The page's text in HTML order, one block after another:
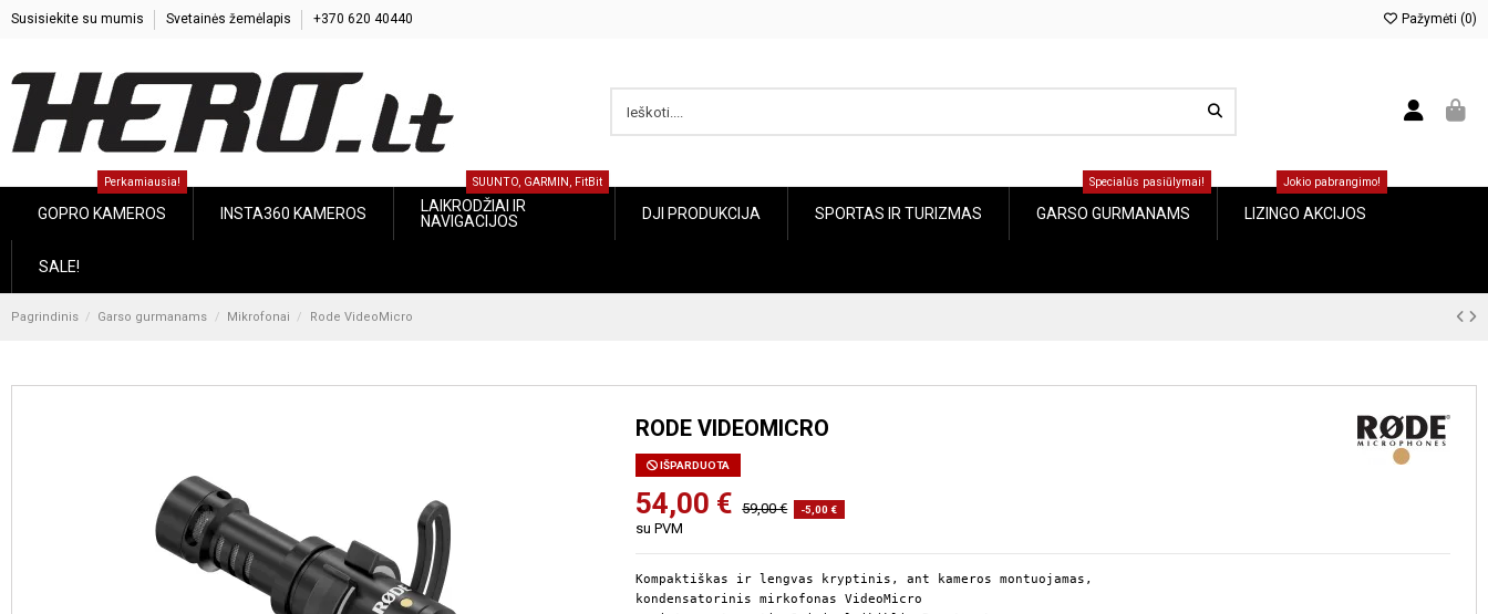
Susisiekite su mumis Svetainės žemėlapis +370 620 40440 Pažymėti (0)
GOPRO KAMEROS
Perkamiausia!
INSTA360 KAMEROS
LAIKRODŽIAI IR
NAVIGACIJOS
SUUNTO, GARMIN, FitBit
DJI PRODUKCIJA SPORTAS IR TURIZMAS GARSO GURMANAMS
Specialūs pasiūlymai!
LIZINGO AKCIJOS
Jokio pabrangimo!
SALE!
Pagrindinis Garso gurmanams Mikrofonai Rode VideoMicro
RODE VIDEOMICRO
IŠPARDUOTA
54,00 € 59,00 € -5,00 €
su PVM
Kompaktiškas ir lengvas kryptinis, ant kameros montuojamas,
kondensatorinis mirkofonas VideoMicro